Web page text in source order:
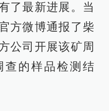
了最新进展。当
方微博通报了柴
公司开展该矿周
查的样品检测结